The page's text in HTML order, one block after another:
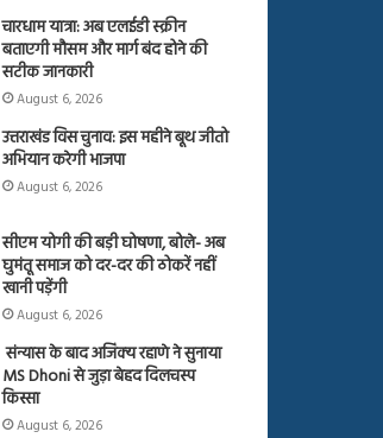
चारधाम यात्रा: अब एलईडी स्क्रीन
बताएगी मौसम और मार्ग बंद होने की
सटीक जानकारी
August 6, 2026
उत्तराखंड विस चुनाव: इस महीने बूथ जीतो
अभियान करेगी भाजपा
August 6, 2026
सीएम योगी की बड़ी घोषणा, बोले- अब
घुमंतू समाज को दर-दर की ठोकरें नहीं
खानी पड़ेंगी
August 6, 2026
संन्यास के बाद अजिंक्‍य रहाणे ने सुनाया
MS Dhoni से जुड़ा बेहद दिलचस्प
किस्सा
August 6, 2026